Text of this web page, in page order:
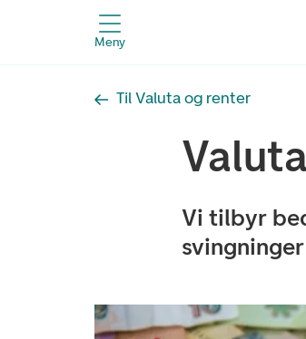
Meny
Til Valuta og renter
Vi tilbyr